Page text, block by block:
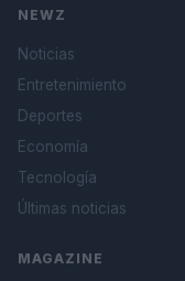
NEWZ
Noticias
Entretenimiento
Deportes
Economía
Tecnología
Últimas noticias
MAGAZINE